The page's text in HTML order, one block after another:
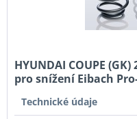
HYUNDAI COUPE
pro snížení Eibach
Technické údaje